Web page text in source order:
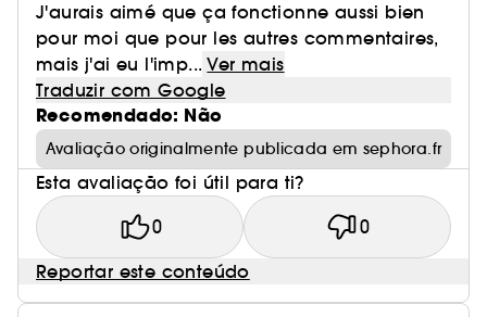
J'aurais aimé que ça fonctionne aussi bien
pour moi que pour les autres commentaires,
mais j'ai eu l'imp... Ver mais
Traduzir com Google
Recomendado: Não
Avaliação originalmente publicada em sephora.fr
Esta avaliação foi útil para ti?
0 0
Reportar este conteúdo